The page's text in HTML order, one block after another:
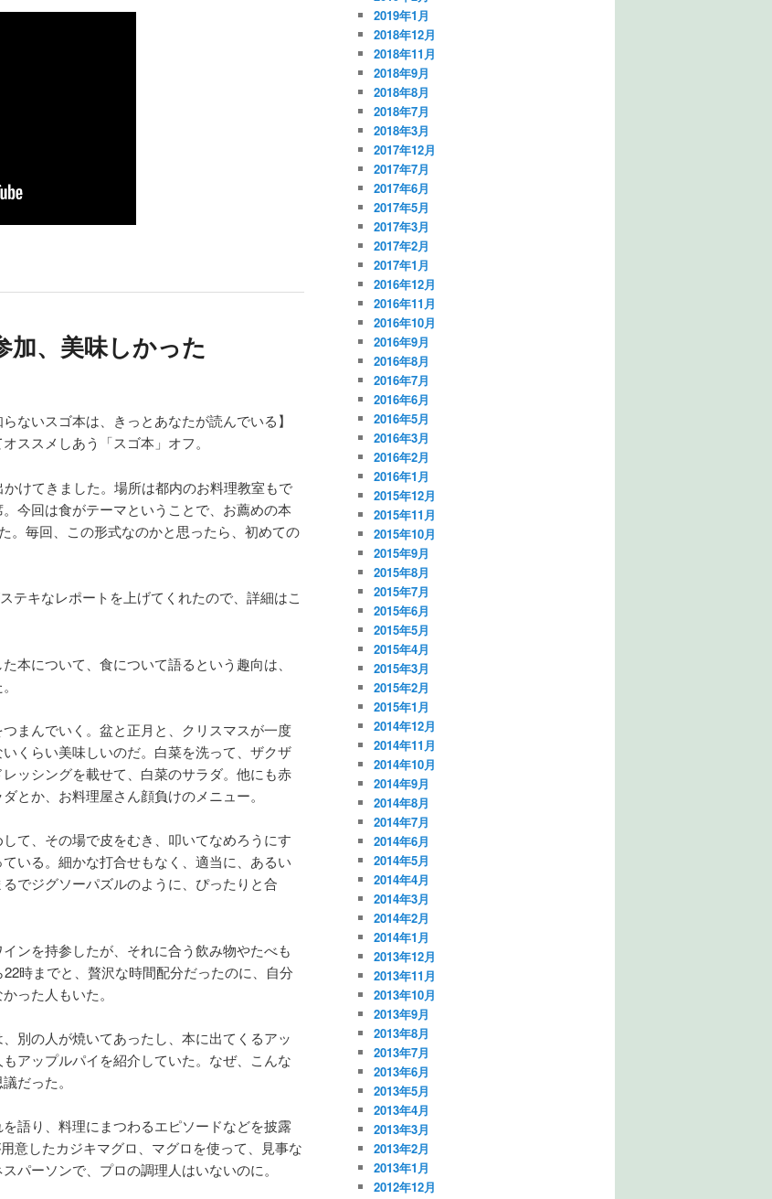
加、美味しかった
ないスゴ本は、きっとあなたが読んでいる】
ススメしあう「スゴ本」オフ。
けてきました。場所は都内のお料理教室もで
今回は食がテーマということで、お薦めの本
。毎回、この形式なのかと思ったら、初めての
テキなレポートを上げてくれたので、詳細はこ
本について、食について語るという趣向は、
まんでいく。盆と正月と、クリスマスが一度
くらい美味しいのだ。白菜を洗って、ザクザ
ッシングを載せて、白菜のサラダ。他にも赤
とか、お料理屋さん顔負けのメニュー。
て、その場で皮をむき、叩いてなめろうにす
いる。細かな打合せもなく、適当に、あるい
でジグソーパズルのように、ぴったりと合
ンを持参したが、それに合う飲み物やたべも
時までと、贅沢な時間配分だったのに、自分
った人もいた。
別の人が焼いてあったし、本に出てくるアッ
アップルパイを紹介していた。なぜ、こんな
だった。
語り、料理にまつわるエピソードなどを披露
意したカジキマグロ、マグロを使って、見事な
パーソンで、プロの調理人はいないのに。
2019年1月
2018年12月
2018年11月
2018年9月
2018年8月
2018年7月
2018年3月
2017年12月
2017年7月
2017年6月
2017年5月
2017年3月
2017年2月
2017年1月
2016年12月
2016年11月
2016年10月
2016年9月
2016年8月
2016年7月
2016年6月
2016年5月
2016年3月
2016年2月
2016年1月
2015年12月
2015年11月
2015年10月
2015年9月
2015年8月
2015年7月
2015年6月
2015年5月
2015年4月
2015年3月
2015年2月
2015年1月
2014年12月
2014年11月
2014年10月
2014年9月
2014年8月
2014年7月
2014年6月
2014年5月
2014年4月
2014年3月
2014年2月
2014年1月
2013年12月
2013年11月
2013年10月
2013年9月
2013年8月
2013年7月
2013年6月
2013年5月
2013年4月
2013年3月
2013年2月
2013年1月
2012年12月